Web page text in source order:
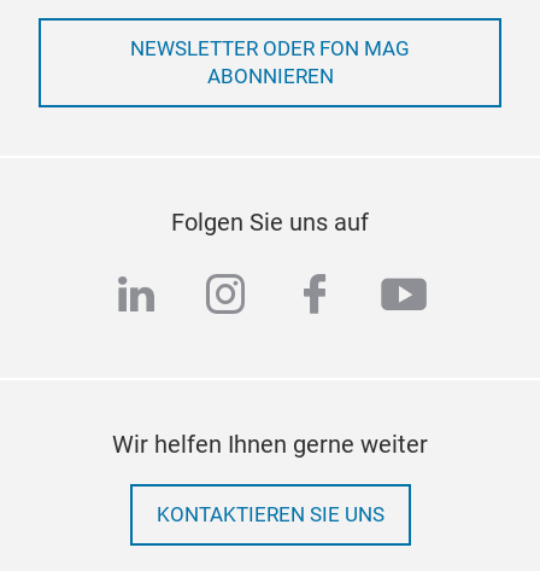
NEWSLETTER ODER FON MAG
ABONNIEREN
Folgen Sie uns auf
linkedininstagram
facebook
Wir helfen Ihnen gerne weiter
KONTAKTIEREN SIE UNS